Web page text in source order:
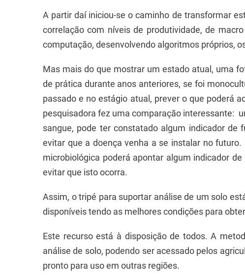
A partir daí iniciou-se o caminho de transformar
correlação com níveis de produtividade, de
computação, desenvolvendo algoritmos próprios,
Mas mais do que mostrar um estado atual, uma
de prática durante anos anteriores, se foi
passado e no estágio atual, prever o que poderá
pesquisadora fez uma comparação interessante:
sangue, pode ter constatado algum indicador
evitar que a doença venha a se instalar no
microbiológica poderá apontar algum indicador
evitar que isto ocorra.
Assim, o tripé para suportar análise de um solo
disponíveis tendo as melhores condições para
Este recurso está à disposição de todos. A
análise de solo, podendo ser acessado pelos
pronto para uso em outras regiões.